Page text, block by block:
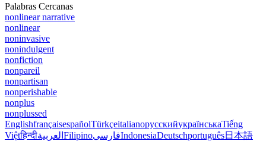
Palabras Cercanas
nonlinear narrative
nonlinear
noninvasive
nonindulgent
nonfiction
nonpareil
nonpartisan
nonperishable
nonplus
nonplussed
EnglishfrançaisespañolTürkçeitalianoрусскийукраїнськаTiếng
Việtहिन्दीالعربية FilipinoفارسیIndonesiaDeutschportuguês日本語